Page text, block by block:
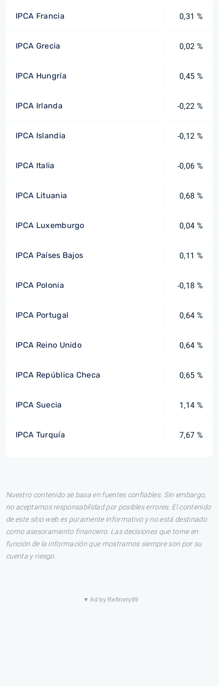
IPCA Francia 0,31 %
IPCA Grecia 0,02 %
IPCA Hungría 0,45 %
IPCA Irlanda -0,22 %
IPCA Islandia -0,12 %
IPCA Italia -0,06 %
IPCA Lituania 0,68 %
IPCA Luxemburgo 0,04 %
IPCA Países Bajos 0,11 %
IPCA Polonia -0,18 %
IPCA Portugal 0,64 %
IPCA Reino Unido 0,64 %
IPCA República Checa 0,65 %
IPCA Suecia 1,14 %
IPCA Turquía 7,67 %
Nuestro contenido se basa en fuentes confiables. Sin embargo,
no aceptamos responsabilidad por posibles errores. El contenido
de este sitio web es puramente informativo y no está destinado
como asesoramiento financiero. Las decisiones que tome en
función de la información que mostramos siempre son por su
cuenta y riesgo.
▼ Ad by Refinery89